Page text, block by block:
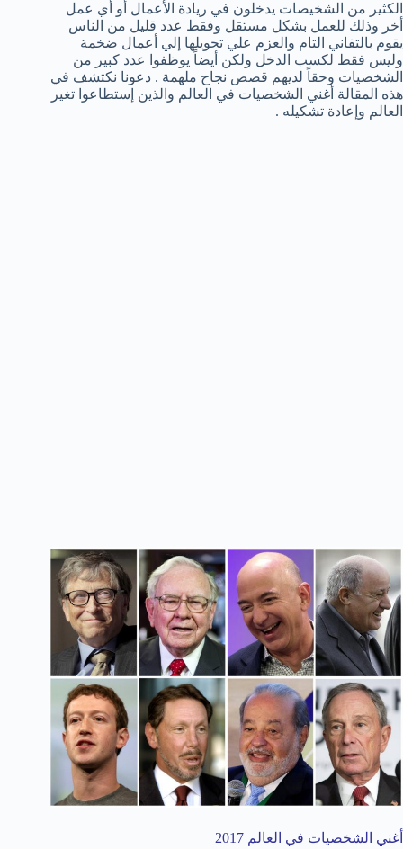
الكثير من الشخيصات يدخلون في ريادة الأعمال أو أي عمل
أخر وذلك للعمل بشكل مستقل وفقط عدد قليل من الناس
يقوم بالتفاني التام والعزم علي تحويلها إلي أعمال ضخمة
وليس فقط لكسب الدخل ولكن أيضاً يوظفوا عدد كبير من
الشخصيات وحقاً لديهم قصص نجاح ملهمة . دعونا نكتشف في
هذه المقالة أغني الشخصيات في العالم والذين إستطاعوا تغير
العالم وإعادة تشكيله .
أغني الشخصيات في العالم 2017